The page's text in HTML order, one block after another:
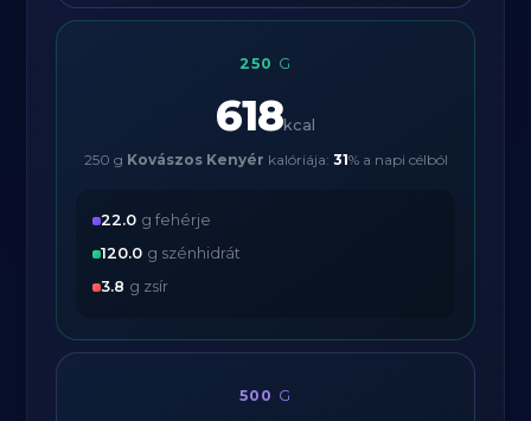
250 G
618kcal
250 g Kovászos Kenyér kalóriája: 31% a napi célból
22.0 g fehérje
120.0 g szénhidrát
3.8 g zsír
500 G